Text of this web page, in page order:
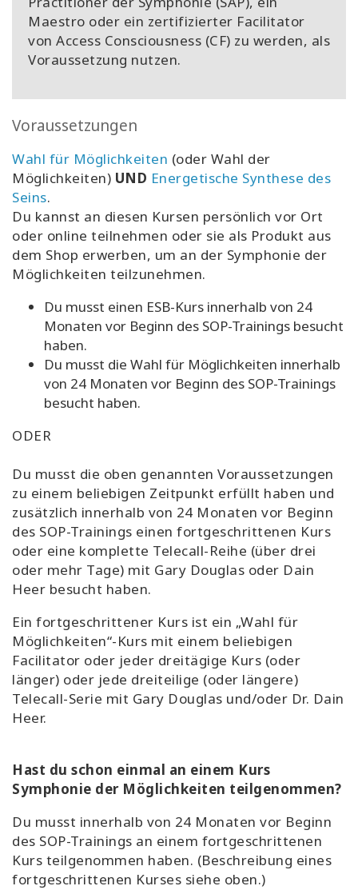
Maestro oder ein zertifizierter Facilitator
von Access Consciousness (CF) zu werden, als
Voraussetzung nutzen.
Voraussetzungen
Wahl für Möglichkeiten (oder Wahl der
Möglichkeiten) UND Energetische Synthese des
Seins.
Du kannst an diesen Kursen persönlich vor Ort
oder online teilnehmen oder sie als Produkt aus
dem Shop erwerben, um an der Symphonie der
Möglichkeiten teilzunehmen.
Du musst einen ESB-Kurs innerhalb von 24
Monaten vor Beginn des SOP-Trainings besucht
haben.
Du musst die Wahl für Möglichkeiten innerhalb
von 24 Monaten vor Beginn des SOP-Trainings
besucht haben.
ODER
Du musst die oben genannten Voraussetzungen
zu einem beliebigen Zeitpunkt erfüllt haben und
zusätzlich innerhalb von 24 Monaten vor Beginn
des SOP-Trainings einen fortgeschrittenen Kurs
oder eine komplette Telecall-Reihe (über drei
oder mehr Tage) mit Gary Douglas oder Dain
Heer besucht haben.
Ein fortgeschrittener Kurs ist ein „Wahl für
Möglichkeiten“-Kurs mit einem beliebigen
Facilitator oder jeder dreitägige Kurs (oder
länger) oder jede dreiteilige (oder längere)
Telecall-Serie mit Gary Douglas und/oder Dr. Dain
Heer.
Hast du schon einmal an einem Kurs
Symphonie der Möglichkeiten teilgenommen?
Du musst innerhalb von 24 Monaten vor Beginn
des SOP-Trainings an einem fortgeschrittenen
Kurs teilgenommen haben. (Beschreibung eines
fortgeschrittenen Kurses siehe oben.)